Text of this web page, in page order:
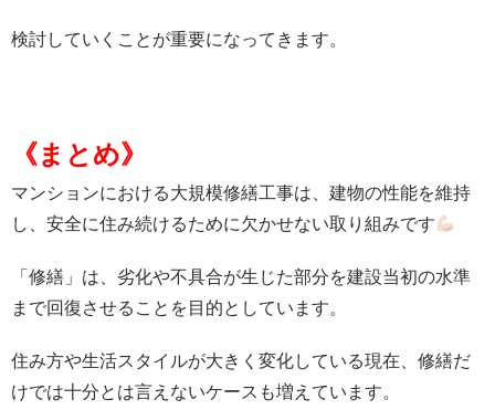
検討していくことが重要になってきます。
《まとめ》
マンションにおける大規模修繕工事は、建物の性能を維持
し、安全に住み続けるために欠かせない取り組みです
「修繕」は、劣化や不具合が生じた部分を建設当初の水準
まで回復させることを目的としています。
住み方や生活スタイルが大きく変化している現在、修繕だ
けでは十分とは言えないケースも増えています。